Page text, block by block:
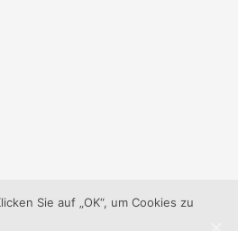
Sie auf „OK“, um Cookies zu